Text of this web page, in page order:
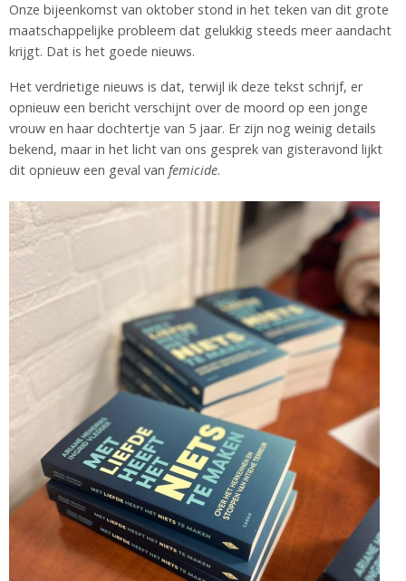
Onze bijeenkomst van oktober stond in het teken van dit grote
maatschappelijke probleem dat gelukkig steeds meer aandacht
krijgt. Dat is het goede nieuws.
Het verdrietige nieuws is dat, terwijl ik deze tekst schrijf, er
opnieuw een bericht verschijnt over de moord op een jonge
vrouw en haar dochtertje van 5 jaar. Er zijn nog weinig details
bekend, maar in het licht van ons gesprek van gisteravond lijkt
dit opnieuw een geval van femicide.